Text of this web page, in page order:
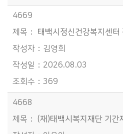
4669
태백시정신건강복지센터
김영희
2026.08.03
369
4668
(재)태백시복지재단 기간